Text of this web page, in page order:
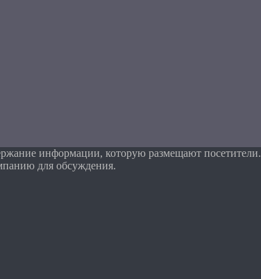
информации, которую размещают посетители.
для обсуждения.